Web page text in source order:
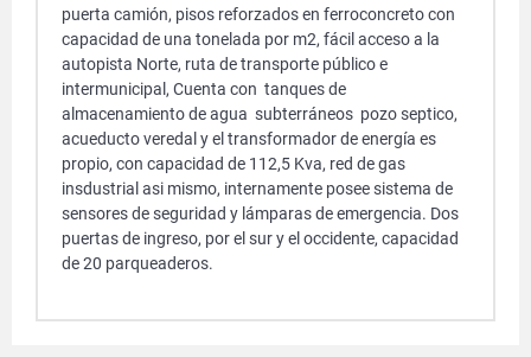
puerta camión, pisos reforzados en ferroconcreto con
capacidad de una tonelada por m2, fácil acceso a la
autopista Norte, ruta de transporte público e
intermunicipal, Cuenta con tanques de
almacenamiento de agua subterráneos pozo septico,
acueducto veredal y el transformador de energía es
propio, con capacidad de 112,5 Kva, red de gas
insdustrial asi mismo, internamente posee sistema de
sensores de seguridad y lámparas de emergencia. Dos
puertas de ingreso, por el sur y el occidente, capacidad
de 20 parqueaderos.